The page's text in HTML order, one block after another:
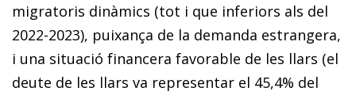
migratoris dinàmics (tot i que inferiors als del
2022-2023), puixança de la demanda estrangera,
i una situació financera favorable de les llars (el
deute de les llars va representar el 45,4% del